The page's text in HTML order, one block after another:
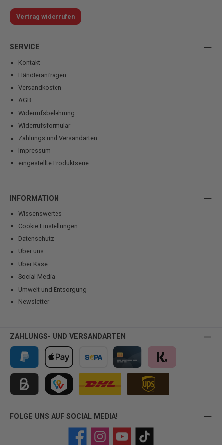
Vertrag widerrufen
SERVICE
Kontakt
Händleranfragen
Versandkosten
AGB
Widerrufsbelehrung
Widerrufsformular
Zahlungs und Versandarten
Impressum
eingestellte Produktserie
INFORMATION
Wissenswertes
Cookie Einstellungen
Datenschutz
Über uns
Über Kase
Social Media
Umwelt und Entsorgung
Newsletter
ZAHLUNGS- UND VERSANDARTEN
PayPal Apple Pay Vorkasse Kreditkarte Klarna
FOLGE UNS AUF SOCIAL MEDIA!
FacebookInstagramYouTube TikTok